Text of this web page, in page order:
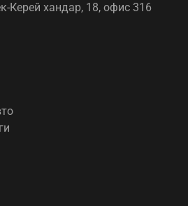
Керей хандар, 18, офис 316